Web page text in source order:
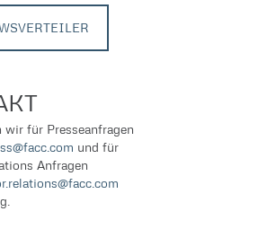
wir für Presseanfragen
und für
Anfragen